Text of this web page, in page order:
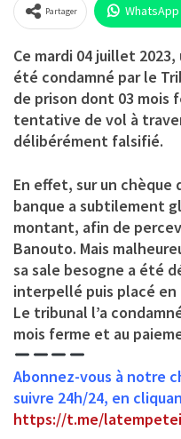
Partager WhatsApp
Ce mardi 04 juillet
été condamné par le
de prison dont 03 mois
tentative de vol à
délibérément falsifié.
En effet, sur un chèque
banque a subtilement
montant, afin de
Banouto. Mais
sa sale besogne a été
interpellé puis placé en
Le tribunal l’a
mois ferme et au
Abonnez-vous à notre
suivre 24h/24, en
https://t.me/